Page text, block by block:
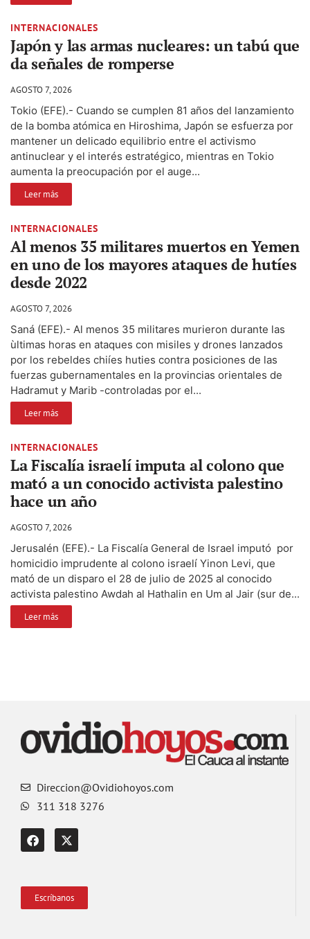
INTERNACIONALES
Japón y las armas nucleares: un tabú que
da señales de romperse
AGOSTO 7, 2026
Tokio (EFE).- Cuando se cumplen 81 años del lanzamiento
de la bomba atómica en Hiroshima, Japón se esfuerza por
mantener un delicado equilibrio entre el activismo
antinuclear y el interés estratégico, mientras en Tokio
aumenta la preocupación por el auge...
Leer más
INTERNACIONALES
Al menos 35 militares muertos en Yemen
en uno de los mayores ataques de hutíes
desde 2022
AGOSTO 7, 2026
Saná (EFE).- Al menos 35 militares murieron durante las
ùltimas horas en ataques con misiles y drones lanzados
por los rebeldes chiíes huties contra posiciones de las
fuerzas gubernamentales en la provincias orientales de
Hadramut y Marib -controladas por el...
Leer más
INTERNACIONALES
La Fiscalía israelí imputa al colono que
mató a un conocido activista palestino
hace un año
AGOSTO 7, 2026
Jerusalén (EFE).- La Fiscalía General de Israel imputó por
homicidio imprudente al colono israelí Yinon Levi, que
mató de un disparo el 28 de julio de 2025 al conocido
activista palestino Awdah al Hathalin en Um al Jair (sur de...
Leer más
Direccion@Ovidiohoyos.com
311 318 3276
Escríbanos